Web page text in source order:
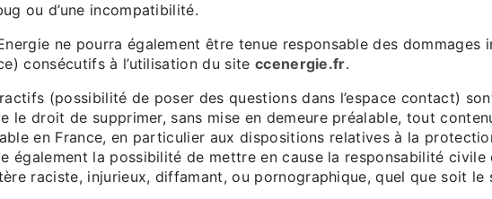
ou d’une incompatibilité.
ne pourra également être tenue responsable des dommages
consécutifs à l’utilisation du site ccenergie.fr.
(possibilité de poser des questions dans l’espace contact)
le droit de supprimer, sans mise en demeure préalable, tout
en France, en particulier aux dispositions relatives à la
également la possibilité de mettre en cause la responsabilité
raciste, injurieux, diffamant, ou pornographique, quel que soit